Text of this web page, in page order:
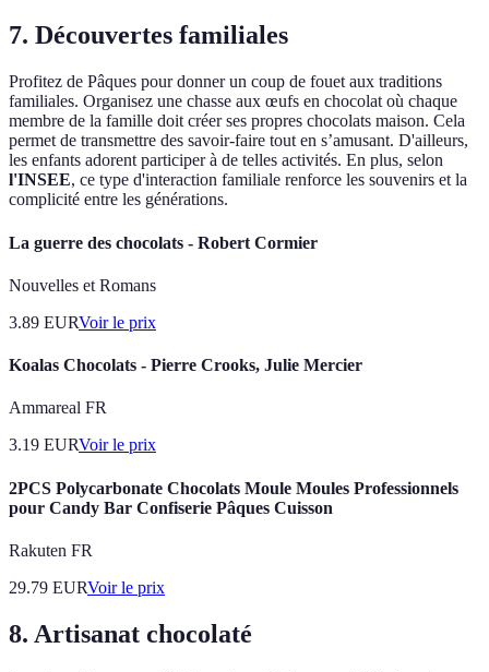
7. Découvertes familiales
Profitez de Pâques pour donner un coup de fouet aux traditions
familiales. Organisez une chasse aux œufs en chocolat où chaque
membre de la famille doit créer ses propres chocolats maison. Cela
permet de transmettre des savoir-faire tout en s’amusant. D'ailleurs,
les enfants adorent participer à de telles activités. En plus, selon
l'INSEE, ce type d'interaction familiale renforce les souvenirs et la
complicité entre les générations.
La guerre des chocolats - Robert Cormier
Nouvelles et Romans
3.89 EURVoir le prix
Koalas Chocolats - Pierre Crooks, Julie Mercier
Ammareal FR
3.19 EURVoir le prix
2PCS Polycarbonate Chocolats Moule Moules Professionnels
pour Candy Bar Confiserie Pâques Cuisson
Rakuten FR
29.79 EURVoir le prix
8. Artisanat chocolaté